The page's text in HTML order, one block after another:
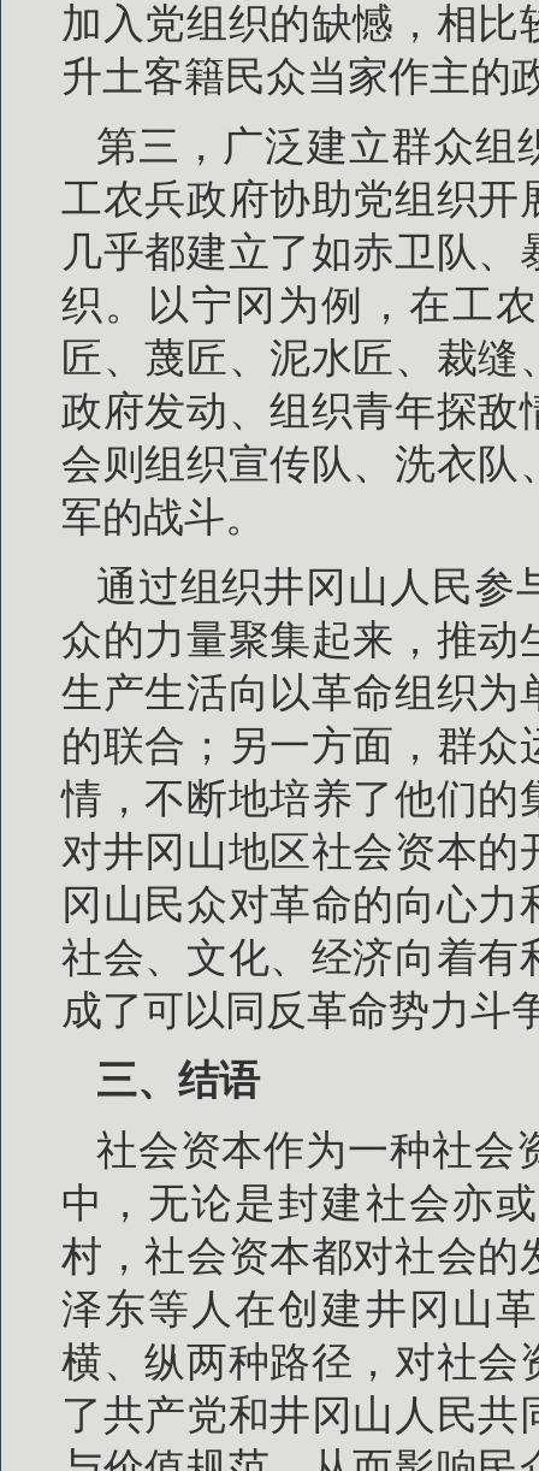
加入党组织的缺憾，相
升土客籍民众当家作主的
第三，广泛建立群众组
工农兵政府协助党组织开
几乎都建立了如赤卫队
织。以宁冈为例，在工
匠、蔑匠、泥水匠、裁
政府发动、组织青年探
会则组织宣传队、洗衣
军的战斗。
通过组织井冈山人民参
众的力量聚集起来，推
生产生活向以革命组织为
的联合；另一方面，群
情，不断地培养了他们的
对井冈山地区社会资本
冈山民众对革命的向心
社会、文化、经济向着有
成了可以同反革命势力斗
三、结语
社会资本作为一种社会
中，无论是封建社会亦
村，社会资本都对社会的
泽东等人在创建井冈山
横、纵两种路径，对社会
了共产党和井冈山人民